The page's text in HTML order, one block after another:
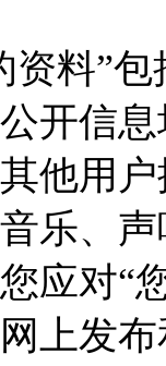
资料”
开信
他用
乐、
应对“
上发